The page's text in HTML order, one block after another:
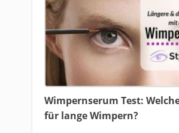
Wimpernserum Test:
für lange Wimpern?